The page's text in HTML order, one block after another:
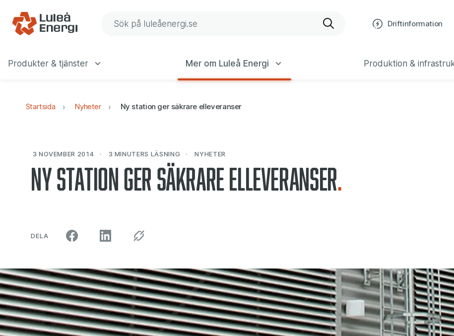
Gå till navigering
Gå till innehåll Sök på Luleå Energis webbplats Driftinformation
Huvudmeny
Produkter & tjänster Mer om Luleå Energi Produktion &
Startsida Nyheter Ny station ger säkrare elleveranser
3 NOVEMBER 2014 3 MINUTERS LÄSNING NYHETER
Ny station ger säkrare elleveranser
DELA ARTIKELN PÅ SOCIALA MEDIER"